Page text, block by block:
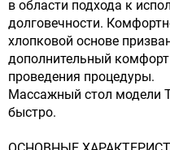
в области подхода к
долговечности.
хлопковой основе
дополнительный комфорт
проведения процедуры.
Массажный стол модели
быстро.